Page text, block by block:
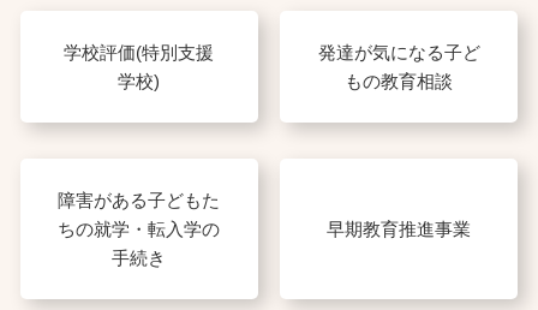
学校評価(特別支援
学校)
発達が気になる子ど
もの教育相談
障害がある子どもた
ちの就学・転入学の
手続き
早期教育推進事業